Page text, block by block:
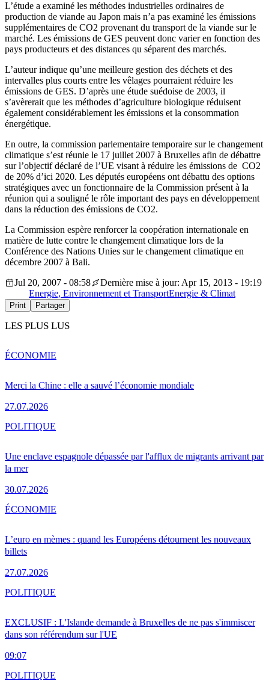
L’étude a examiné les méthodes industrielles ordinaires de
production de viande au Japon mais n’a pas examiné les émissions
supplémentaires de CO2 provenant du transport de la viande sur le
marché. Les émissions de GES peuvent donc varier en fonction des
pays producteurs et des distances qu séparent des marchés.
L’auteur indique qu’une meilleure gestion des déchets et des
intervalles plus courts entre les vêlages pourraient réduire les
émissions de GES. D’après une étude suédoise de 2003, il
s’avèrerait que les méthodes d’agriculture biologique réduisent
également considérablement les émissions et la consommation
énergétique.
En outre, la commission parlementaire temporaire sur le changement
climatique s’est réunie le 17 juillet 2007 à Bruxelles afin de débattre
sur l’objectif déclaré de l’UE visant à réduire les émissions de CO2
de 20% d’ici 2020. Les députés européens ont débattu des options
stratégiques avec un fonctionnaire de la Commission présent à la
réunion qui a souligné le rôle important des pays en développement
dans la réduction des émissions de CO2.
La Commission espère renforcer la coopération internationale en
matière de lutte contre le changement climatique lors de la
Conférence des Nations Unies sur le changement climatique en
décembre 2007 à Bali.
Jul 20, 2007 - 08:58
Dernière mise à jour: Apr 15, 2013 - 19:19
Energie, Environnement et TransportEnergie & Climat
Print Partager
LES PLUS LUS
Merci la Chine : elle a sauvé l’économie mondiale
27.07.2026
ÉCONOMIE
Une enclave espagnole dépassée par l'afflux de migrants arrivant par
la mer
30.07.2026
POLITIQUE
L’euro en mèmes : quand les Européens détournent les nouveaux
billets
27.07.2026
ÉCONOMIE
EXCLUSIF : L'Islande demande à Bruxelles de ne pas s'immiscer
dans son référendum sur l'UE
09:07
POLITIQUE
POLITIQUE